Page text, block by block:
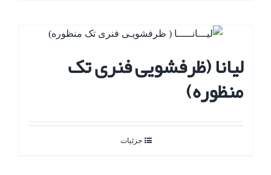
لیانا (ظرفشویی فنری تک
منظوره)
جزئیات